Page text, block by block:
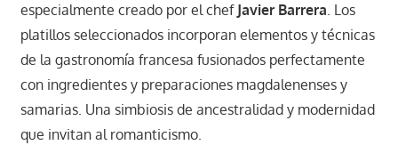
especialmente creado por el chef Javier Barrera. Los
platillos seleccionados incorporan elementos y técnicas
de la gastronomía francesa fusionados perfectamente
con ingredientes y preparaciones magdalenenses y
samarias. Una simbiosis de ancestralidad y modernidad
que invitan al romanticismo.